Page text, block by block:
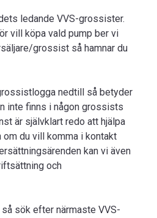
ledande VVS-grossister.
vill köpa vald pump ber vi
grossist så hamnar du
nedtill så betyder
inte finns i någon grossists
är självklart redo att hjälpa
du vill komma i kontakt
kan vi även
och
sök efter närmaste VVS-